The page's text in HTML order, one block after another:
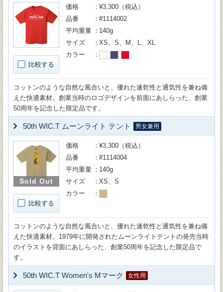
比較する
価格
¥3,300（税込）
品番
#1114002
平均重量
140g
サイズ
XS、S、M、L、XL
カラー
コットンのような自然な風合いと、優れた速乾性と通気性を兼ね備
えた快適素材。創業当時のロゴデザインを前面にあしらった、創業
50周年を記念した限定品です。
50th WIC.T ムーンライト テント 男女兼用
Sold Out
比較する
価格
¥3,300（税込）
品番
#1114004
平均重量
140g
サイズ
XS、S
カラー
コットンのような自然な風合いと、優れた速乾性と通気性を兼ね備
えた快適素材。1979年に開発されたムーンライトテントの発売当時
のイラストを背面にあしらった、創業50周年を記念した限定品で
す。
50th WIC.T Women's Mマーク 女性用